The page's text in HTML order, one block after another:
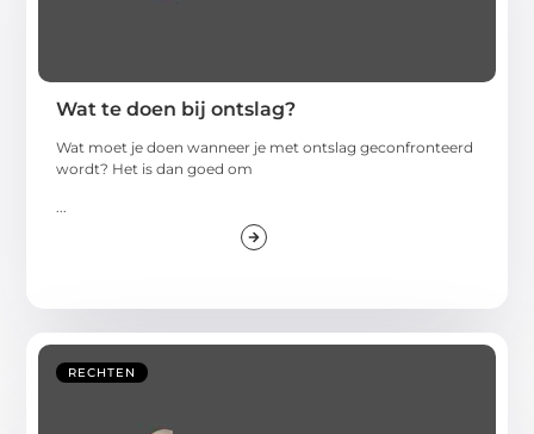
Wat te doen bij ontslag?
Wat moet je doen wanneer je met ontslag geconfronteerd
wordt? Het is dan goed om
...
RECHTEN